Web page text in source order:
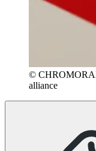
©
alliance